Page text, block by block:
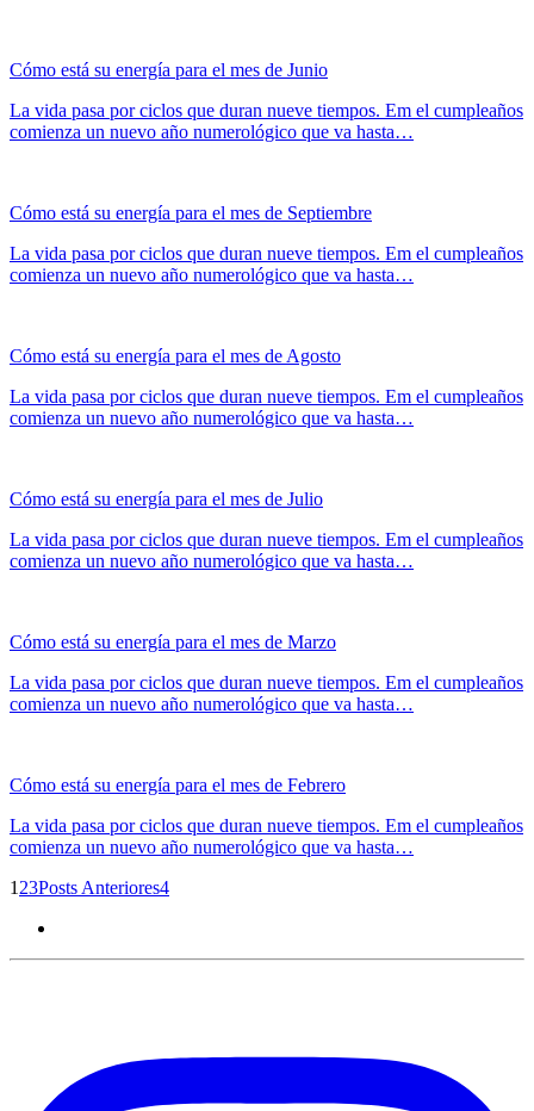
Cómo está su energía para el mes de Junio
La vida pasa por ciclos que duran nueve tiempos. Em el cumpleaños
comienza un nuevo año numerológico que va hasta…
Cómo está su energía para el mes de Septiembre
La vida pasa por ciclos que duran nueve tiempos. Em el cumpleaños
comienza un nuevo año numerológico que va hasta…
Cómo está su energía para el mes de Agosto
La vida pasa por ciclos que duran nueve tiempos. Em el cumpleaños
comienza un nuevo año numerológico que va hasta…
Cómo está su energía para el mes de Julio
La vida pasa por ciclos que duran nueve tiempos. Em el cumpleaños
comienza un nuevo año numerológico que va hasta…
Cómo está su energía para el mes de Marzo
La vida pasa por ciclos que duran nueve tiempos. Em el cumpleaños
comienza un nuevo año numerológico que va hasta…
Cómo está su energía para el mes de Febrero
La vida pasa por ciclos que duran nueve tiempos. Em el cumpleaños
comienza un nuevo año numerológico que va hasta…
1 23Posts Anteriores4